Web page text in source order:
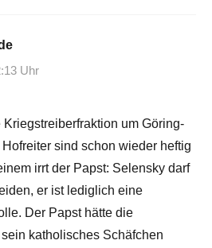
Uhr
um Göring-
sind schon wieder heftig
irrt der Papst: Selensky darf
er ist lediglich eine
Der Papst hätte die
katholisches Schäfchen